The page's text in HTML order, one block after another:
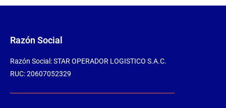
Razón Social
Razón Social: STAR OPERADOR LOGISTICO S.A.C.
RUC: 20607052329